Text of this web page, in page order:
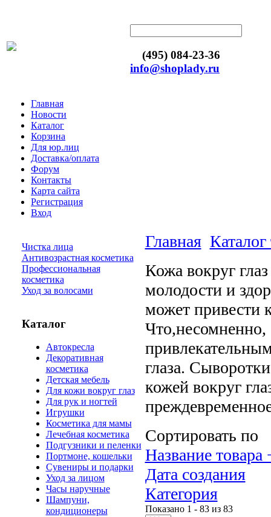
(495) 084-23-36
info@shoplady.ru
Главная
Новости
Каталог
Корзина
Для юр.лиц
Доставка/оплата
Форум
Контакты
Карта сайта
Регистрация
Вход
Чистка лица
Антивозрастная косметика
Профессиональная
косметика
Уход за волосами
Каталог
Автокресла
Декоративная
косметика
Детская мебель
Для кожи вокруг глаз
Для рук и ногтей
Игрушки
Косметика для мамы
Лечебная косметика
Подгузники и пеленки
Портмоне, кошельки
Сувениры и подарки
Уход за лицом
Часы наручные
Шампуни,
кондиционеры
Главная Каталог
Кожа вокруг
молодости и
может привести
Что,несомненно,
глаза.
кожей вокруг
Сортировать по
Название товара
Дата создания
Категория
Показано 1 - 83 из 83